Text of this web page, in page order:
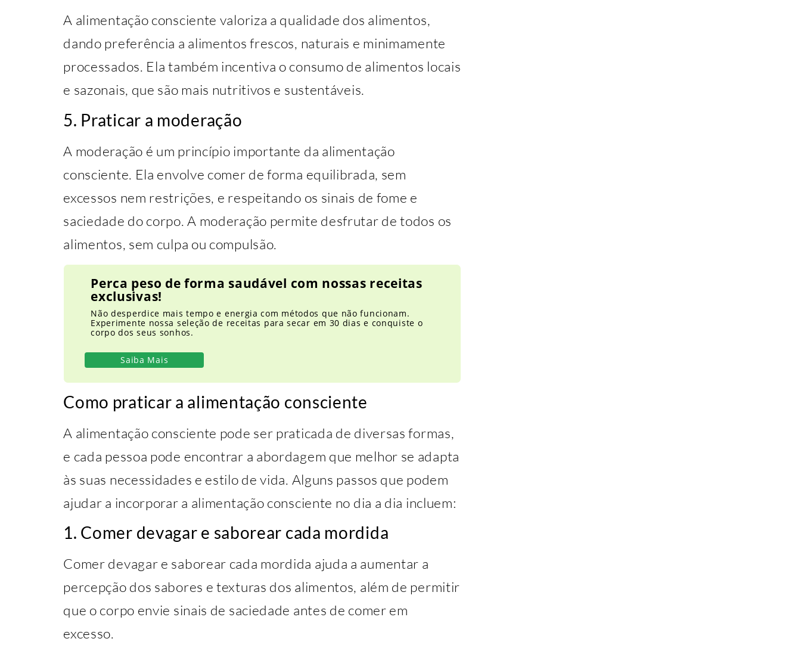
A alimentação consciente valoriza a qualidade dos alimentos,
dando preferência a alimentos frescos, naturais e minimamente
processados. Ela também incentiva o consumo de alimentos locais
e sazonais, que são mais nutritivos e sustentáveis.
5. Praticar a moderação
A moderação é um princípio importante da alimentação
consciente. Ela envolve comer de forma equilibrada, sem
excessos nem restrições, e respeitando os sinais de fome e
saciedade do corpo. A moderação permite desfrutar de todos os
alimentos, sem culpa ou compulsão.
Perca peso de forma saudável com nossas receitas
exclusivas!
Não desperdice mais tempo e energia com métodos que não funcionam.
Experimente nossa seleção de receitas para secar em 30 dias e conquiste o
corpo dos seus sonhos.
Saiba Mais
Como praticar a alimentação consciente
A alimentação consciente pode ser praticada de diversas formas,
e cada pessoa pode encontrar a abordagem que melhor se adapta
às suas necessidades e estilo de vida. Alguns passos que podem
ajudar a incorporar a alimentação consciente no dia a dia incluem:
1. Comer devagar e saborear cada mordida
Comer devagar e saborear cada mordida ajuda a aumentar a
percepção dos sabores e texturas dos alimentos, além de permitir
que o corpo envie sinais de saciedade antes de comer em
excesso.